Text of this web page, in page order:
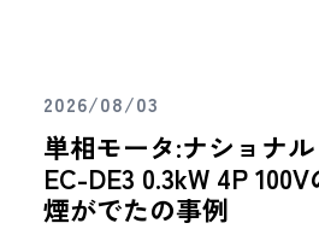
2026/08/03
単相モータ:ナショナル
EC-DE3 0.3kW 4P 100V
煙がでたの事例